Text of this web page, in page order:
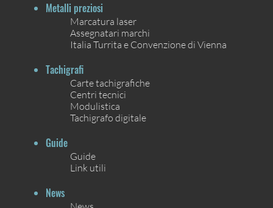
Metalli preziosi
Marcatura laser
Assegnatari marchi
Italia Turrita e Convenzione di Vienna
Tachigrafi
Carte tachigrafiche
Centri tecnici
Modulistica
Tachigrafo digitale
Guide
Guide
Link utili
News